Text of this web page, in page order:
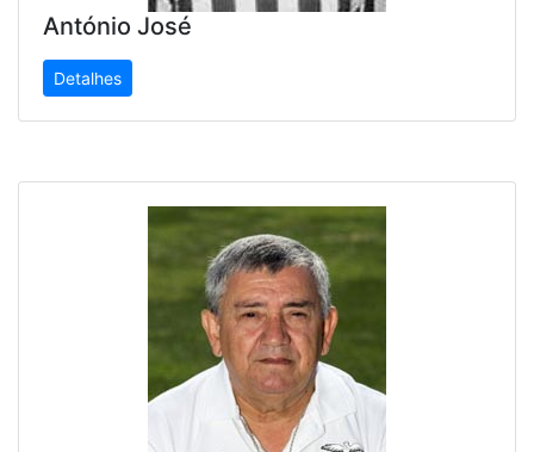
António José
Detalhes